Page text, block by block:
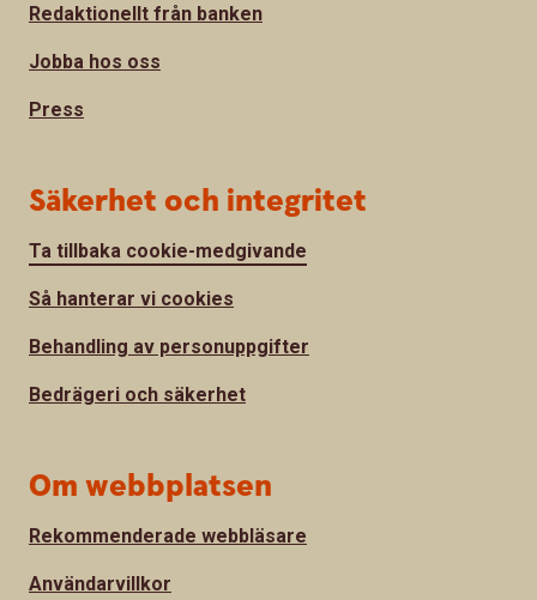
Redaktionellt från banken
Jobba hos oss
Press
Säkerhet och integritet
Ta tillbaka cookie-medgivande
Så hanterar vi cookies
Behandling av personuppgifter
Bedrägeri och säkerhet
Om webbplatsen
Rekommenderade webbläsare
Användarvillkor